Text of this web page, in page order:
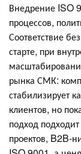
Внедрение ISO
процессов,
Соответствие
старте, при
рынка СМК:
стабилизирует
клиентов, но
подход
проектов, B2B-